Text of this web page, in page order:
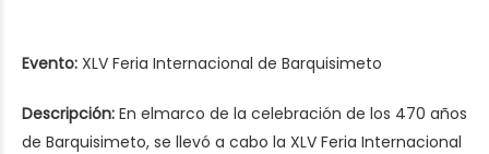
Evento: XLV Feria Internacional de Barquisimeto
Descripción: En elmarco de la celebración de los 470 años
de Barquisimeto, se llevó a cabo la XLV Feria Internacional